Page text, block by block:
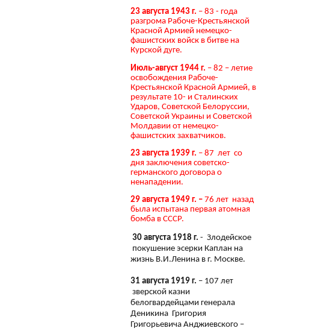
23 августа 1943 г. – 83 - года
разгрома Рабоче-Крестьянской
Красной Армией немецко-
фашистских войск в битве на
Курской дуге.
Июль-август 1944 г. – 82 – летие
освобождения Рабоче-
Крестьянской Красной Армией, в
результате 10- и Сталинских
Ударов, Советской Белоруссии,
Советской Украины и Советской
Молдавии от немецко-
фашистских захватчиков.
23 августа 1939 г. – 87 лет со
дня заключения советско-
германского договора о
ненападении.
29 августа 1949 г. – 76 лет назад
была испытана первая атомная
бомба в СССР.
30 августа 1918 г. - Злодейское
покушение эсерки Каплан на
жизнь В.И.Ленина в г. Москве.
31 августа 1919 г. – 107 лет
зверской казни
белогвардейцами генерала
Деникина Григория
Григорьевича Анджиевского –